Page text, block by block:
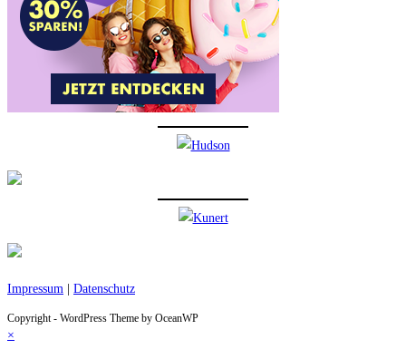
Impressum Datenschutz
Copyright - WordPress Theme by OceanWP
×